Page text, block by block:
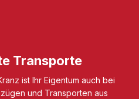
Transporte
ist Ihr Eigentum auch bei
und Transporten aus